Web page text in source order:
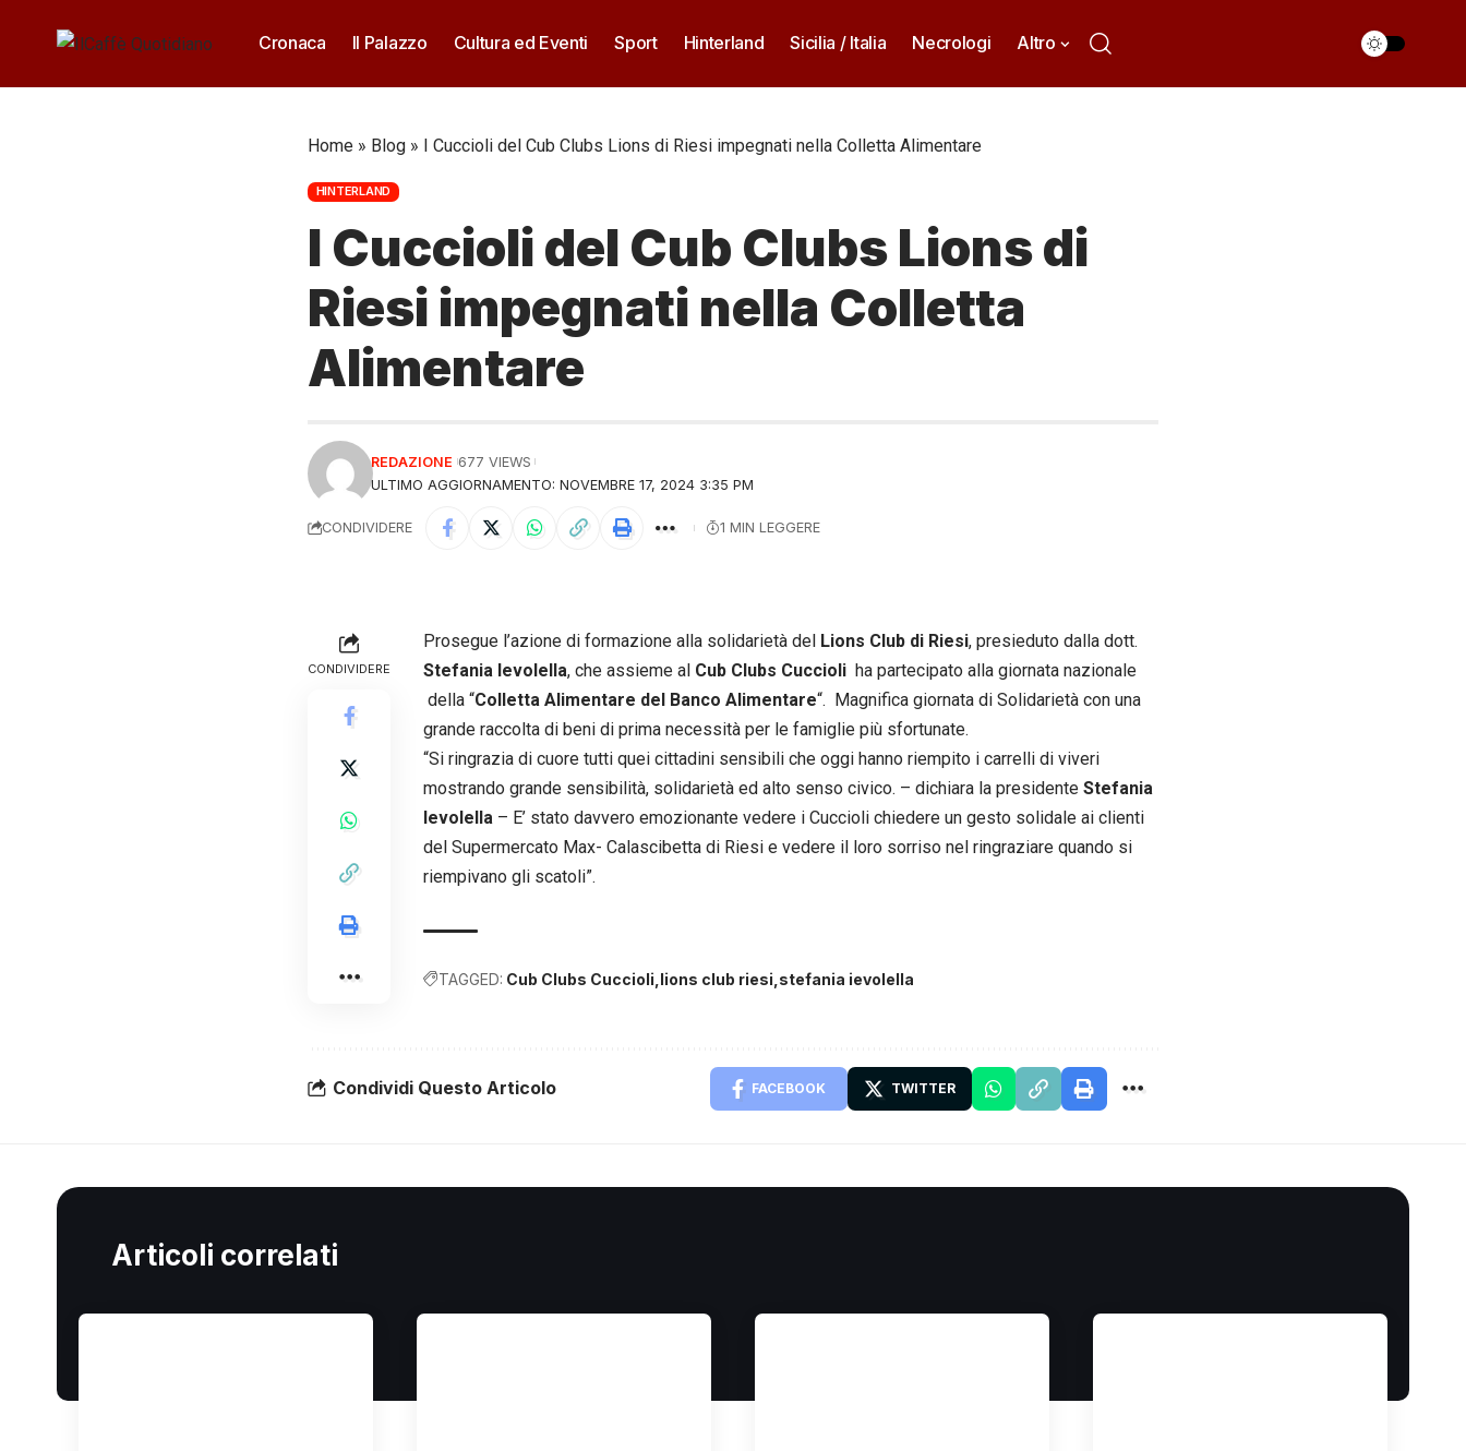
Cronaca Il Palazzo Cultura ed Eventi Sport Hinterland Sicilia / Italia Necrologi Altro
Home » Blog » I Cuccioli del Cub Clubs Lions di Riesi impegnati nella Colletta Alimentare
HINTERLAND
I Cuccioli del Cub Clubs Lions di
Riesi impegnati nella Colletta
Alimentare
ULTIMO AGGIORNAMENTO: NOVEMBRE 17, 2024 3:35 PM
REDAZIONE 677 VIEWS
CONDIVIDERE 1 MIN LEGGERE
CONDIVIDERE
Prosegue l’azione di formazione alla solidarietà del Lions Club di Riesi, presieduto dalla dott.
Stefania Ievolella, che assieme al Cub Clubs Cuccioli ha partecipato alla giornata nazionale
della “Colletta Alimentare del Banco Alimentare“. Magnifica giornata di Solidarietà con una
grande raccolta di beni di prima necessità per le famiglie più sfortunate.
“Si ringrazia di cuore tutti quei cittadini sensibili che oggi hanno riempito i carrelli di viveri
mostrando grande sensibilità, solidarietà ed alto senso civico. – dichiara la presidente Stefania
Ievolella – E’ stato davvero emozionante vedere i Cuccioli chiedere un gesto solidale ai clienti
del Supermercato Max- Calascibetta di Riesi e vedere il loro sorriso nel ringraziare quando si
riempivano gli scatoli”.
TAGGED: Cub Clubs Cuccioli lions club riesi stefania ievolella
Condividi Questo Articolo FACEBOOK TWITTER
Articoli correlati